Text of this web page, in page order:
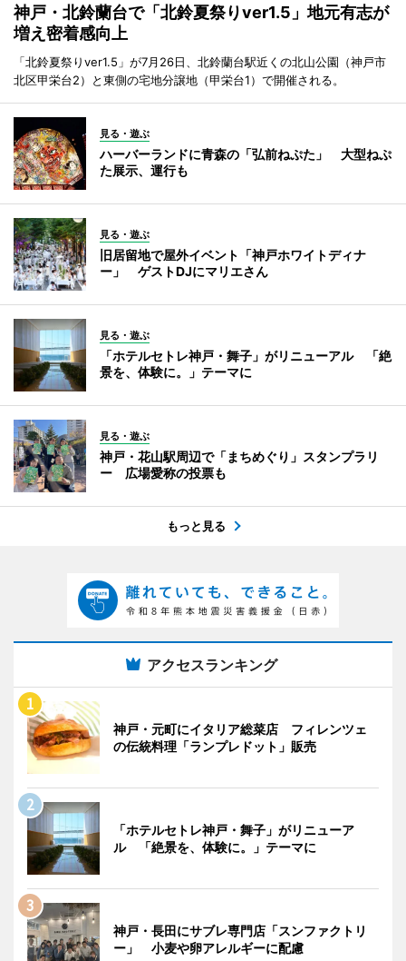
神戸・北鈴蘭台で「北鈴夏祭りver1.5」地元有志が
増え密着感向上
「北鈴夏祭りver1.5」が7月26日、北鈴蘭台駅近くの北山公園（神戸市
北区甲栄台2）と東側の宅地分譲地（甲栄台1）で開催される。
見る・遊ぶ
ハーバーランドに青森の「弘前ねぷた」 大型ねぷ
た展示、運行も
見る・遊ぶ
旧居留地で屋外イベント「神戸ホワイトディナ
ー」 ゲストDJにマリエさん
見る・遊ぶ
「ホテルセトレ神戸・舞子」がリニューアル 「絶
景を、体験に。」テーマに
見る・遊ぶ
神戸・花山駅周辺で「まちめぐり」スタンプラリ
ー 広場愛称の投票も
もっと見る
アクセスランキング
神戸・元町にイタリア総菜店 フィレンツェ
の伝統料理「ランプレドット」販売
「ホテルセトレ神戸・舞子」がリニューア
ル 「絶景を、体験に。」テーマに
神戸・長田にサブレ専門店「スンファクトリ
ー」 小麦や卵アレルギーに配慮